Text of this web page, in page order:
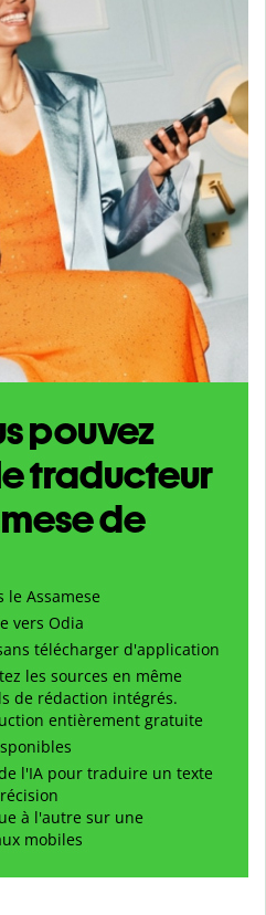
pouvez
traducteur
de
le Assamese
vers Odia
télécharger d'application
les sources en même
de rédaction intégrés.
entièrement gratuite
l'IA pour traduire un texte
à l'autre sur une
mobiles